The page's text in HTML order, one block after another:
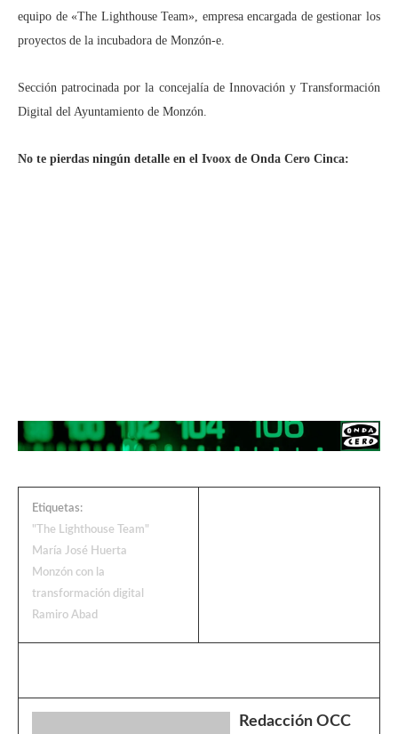
equipo de «The Lighthouse Team», empresa encargada de gestionar los
proyectos de la incubadora de Monzón-e.
Sección patrocinada por la concejalía de Innovación y Transformación
Digital del Ayuntamiento de Monzón.
No te pierdas ningún detalle en el Ivoox de Onda Cero Cinca:
Etiquetas:
"The Lighthouse Team"
María José Huerta
Monzón con la
transformación digital
Ramiro Abad
Redacción OCC